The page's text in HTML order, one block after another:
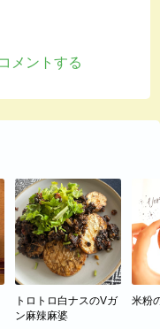
メントする
トロトロ白ナスのVガ
ン麻辣麻婆
米粉